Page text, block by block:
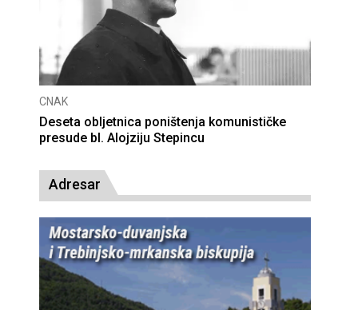
CNAK
Deseta obljetnica poništenja komunističke
presude bl. Alojziju Stepincu
Adresar